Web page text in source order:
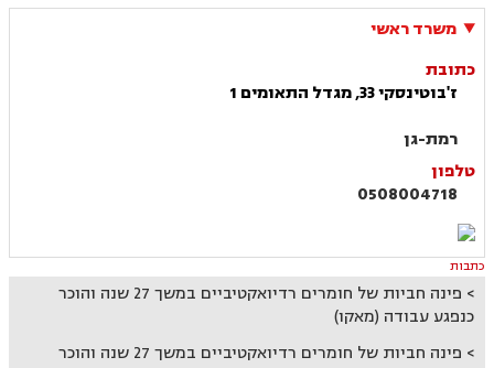
משרד ראשי
כתובת
ז'בוטינסקי 33, מגדל התאומים 1
רמת-גן
טלפון
0508004718
כתבות
פינה חביות של חומרים רדיואקטיביים במשך 27 שנה והוכר
כנפגע עבודה (מאקו)
פינה חביות של חומרים רדיואקטיביים במשך 27 שנה והוכר